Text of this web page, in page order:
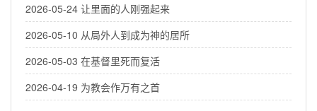
2026-05-24 让里面的人刚强起来
2026-05-10 从局外人到成为神的居所
2026-05-03 在基督里死而复活
2026-04-19 为教会作万有之首